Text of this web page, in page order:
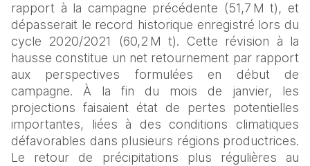
rapport à la campagne précédente (51,7 M t), et
dépasserait le record historique enregistré lors du
cycle 2020/2021 (60,2 M t). Cette révision à la
hausse constitue un net retournement par rapport
aux perspectives formulées en début de
campagne. À la fin du mois de janvier, les
projections faisaient état de pertes potentielles
importantes, liées à des conditions climatiques
défavorables dans plusieurs régions productrices.
Le retour de précipitations plus régulières au